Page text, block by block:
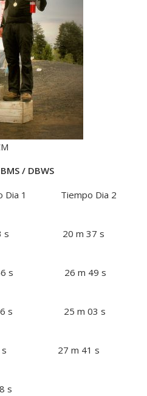
/ DBWS
1 Tiempo Dia 2
m 53 s 20 m 37 s
56 s 26 m 49 s
m 46 s 25 m 03 s
m 34 s 27 m 41 s
m 38 s